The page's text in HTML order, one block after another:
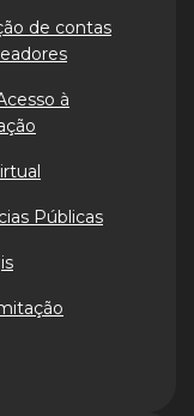
de contas
à
Públicas